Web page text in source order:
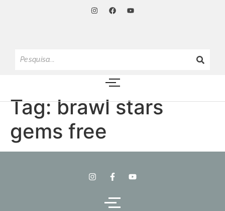
Tag:brawl stars
gems free